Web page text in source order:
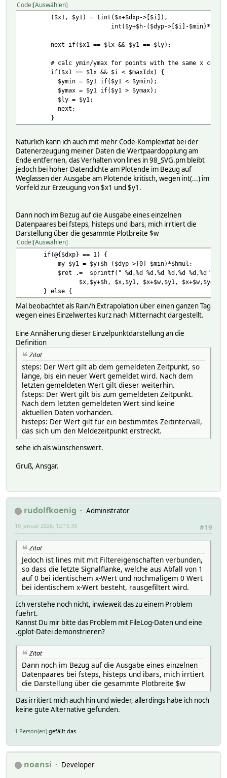
Code Auswählen
($x1, $y1) = (int($x+$dxp->[$i]),
int($y+$h-($dyp->[$i]-
next if($x1 == $lx && $y1 == $ly);
# calc ymin/ymax for points with the same x
if($x1 == $lx && $i < $maxIdx) {
$ymin = $y1 if($y1 < $ymin);
$ymax = $y1 if($y1 > $ymax);
$ly = $y1;
next;
}
Natürlich kann ich auch mit mehr Code-Komplexität bei der
Datenerzeugung meiner Daten die Wertpaardopplung am
Ende entfernen, das Verhalten von lines in 98_SVG.pm bleibt
jedoch bei hoher Datendichte am Plotende im Bezug auf
Weglassen der Ausgabe am Plotende kritisch, wegen int(...) im
Vorfeld zur Erzeugung von $x1 und $y1.
Dann noch im Bezug auf die Ausgabe eines einzelnen
Datenpaares bei fsteps, histeps und ibars, mich irrtiert die
Darstellung über die gesammte Plotbreite $w
Code Auswählen
if(@{$dxp} == 1) {
my $y1 = $y+$h-($dyp->[0]-$min)*$hmul;
$ret .= sprintf(" %d,%d %d,%d %d,%d %d,%d",
$x,$y+$h, $x,$y1, $x+$w,$y1,
} else {
Mal beobachtet als Rain/h Extrapolation über einen ganzen Tag
wegen eines Einzelwertes kurz nach Mitternacht dargestellt.
Eine Annäherung dieser Einzelpunktdarstellung an die
Definition
Zitat
steps: Der Wert gilt ab dem gemeldeten Zeitpunkt, so
lange, bis ein neuer Wert gemeldet wird. Nach dem
letzten gemeldeten Wert gilt dieser weiterhin.
fsteps: Der Wert gilt bis zum gemeldeten Zeitpunkt.
Nach dem letzten gemeldeten Wert sind keine
aktuellen Daten vorhanden.
histeps: Der Wert gilt für ein bestimmtes Zeitintervall,
das sich um den Meldezeitpunkt erstreckt.
sehe ich als wünschenswert.
Gruß, Ansgar.
rudolfkoenig
Administrator
#19
10 Januar 2026, 12:15:33
Zitat
Jedoch ist lines mit mit Filtereigenschaften verbunden,
so dass die letzte Signalflanke, welche aus Abfall von 1
auf 0 bei identischem x-Wert und nochmaligem 0 Wert
bei identischem x-Wert besteht, rausgefiltert wird.
Ich verstehe noch nicht, inwieweit das zu einem Problem
fuehrt.
Kannst Du mir bitte das Problem mit FileLog-Daten und eine
.gplot-Datei demonstrieren?
Zitat
Dann noch im Bezug auf die Ausgabe eines einzelnen
Datenpaares bei fsteps, histeps und ibars, mich irrtiert
die Darstellung über die gesammte Plotbreite $w
Das irritiert mich auch hin und wieder, allerdings habe ich noch
keine gute Alternative gefunden.
1 Person(en) gefällt das.
noansi
Developer